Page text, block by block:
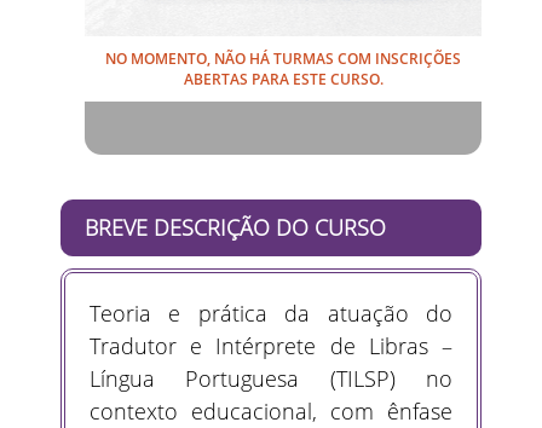
NO MOMENTO, NÃO HÁ TURMAS COM INSCRIÇÕES
ABERTAS PARA ESTE CURSO.
BREVE DESCRIÇÃO DO CURSO
Teoria e prática da atuação do
Tradutor e Intérprete de Libras –
Língua Portuguesa (TILSP) no
contexto educacional, com ênfase